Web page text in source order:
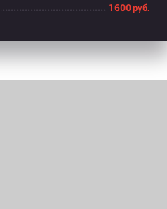
1 600 руб.